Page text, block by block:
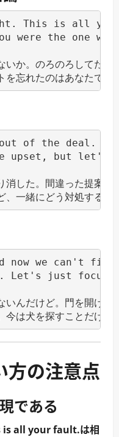
This is all
were the one
か。のろのろしてたあ
of the deal.
upset, but
した。間違った提案書
now we can't
Let's just focus
んだけど。門を開けっ
方の注意点
である
is all your fault.は相